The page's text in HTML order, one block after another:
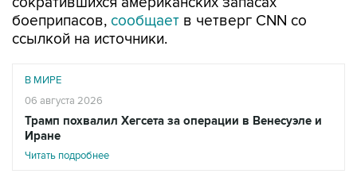
боеприпасов, сообщает в четверг CNN со
ссылкой на источники.
В МИРЕ
06 августа 2026
Трамп похвалил Хегсета за операции в Венесуэле и
Иране
Читать подробнее